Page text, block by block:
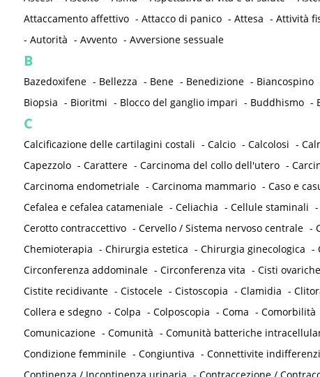
Attaccamento affettivo - Attacco di panico - Attesa - Attività
- Autorità - Avvento - Avversione sessuale
B
Bazedoxifene - Bellezza - Bene - Benedizione - Biancospino
Biopsia - Bioritmi - Blocco del ganglio impari - Buddhismo -
C
Calcificazione delle cartilagini costali - Calcio - Calcolosi -
Capezzolo - Carattere - Carcinoma del collo dell'utero -
Carcinoma endometriale - Carcinoma mammario - Caso e
Cefalea e cefalea catameniale - Celiachia - Cellule staminali -
Cerotto contraccettivo - Cervello / Sistema nervoso centrale -
Chemioterapia - Chirurgia estetica - Chirurgia ginecologica -
Circonferenza addominale - Circonferenza vita - Cisti ovariche
Cistite recidivante - Cistocele - Cistoscopia - Clamidia -
Collera e sdegno - Colpa - Colposcopia - Coma - Comorbilità
Comunicazione - Comunità - Comunità batteriche
Condizione femminile - Congiuntiva - Connettivite